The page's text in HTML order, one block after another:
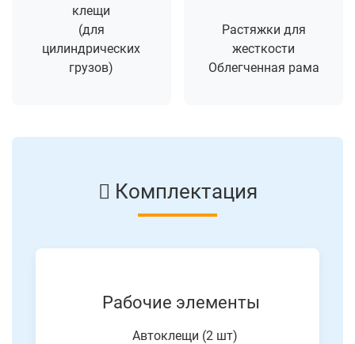
клещи
(для
цилиндрических
грузов)
Растяжки для
жесткости
Облегченная рама
Комплектация
Рабочие элементы
Автоклещи (2 шт)